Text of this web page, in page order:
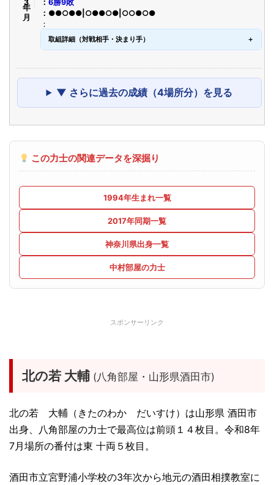
6勝9敗
●●○●●|○●●○●|○○●○●
取組詳細（対戦相手・決まり手）
▼ さらに過去の成績（4場所分）を見る
この力士の関連データを深掘り
1994年生まれ一覧
2017年同期一覧
神奈川県出身一覧
中村部屋の力士
スポンサーリンク
北の若 大輔 (八角部屋・山形県酒田市)
北の若 大輔（きたのわか だいすけ）は山形県 酒田市
出身、八角部屋の力士で最高位は前頭１４枚目。令和8年
7月場所の番付は東 十両５枚目。
酒田市立宮野浦小学校の3年次から地元の酒田相撲教室に